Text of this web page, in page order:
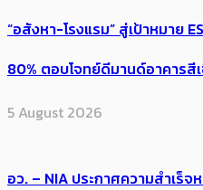
“อสังหา-โรงแรม” สู่เป้าหมาย
80% ตอบโจทย์ดีมานด์อาคารสี
5 August 2026
อว. – NIA ประกาศความสำเร็